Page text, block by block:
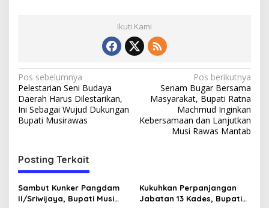
a
M
u
s
s
M
a
Ikuti Kami
N
a
v
i
a
s
i
Pos sebelumnya
Pelestarian Seni Budaya
Daerah Harus Dilestarikan,
Ini Sebagai Wujud Dukungan
Bupati Musirawas
Pos berikutnya
Senam Bugar Bersama
Masyarakat, Bupati Ratna
Machmud Inginkan
Kebersamaan dan Lanjutkan
Musi Rawas Mantab
Posting Terkait
Sambut Kunker Pangdam
II/Sriwijaya, Bupati Musi
Kukuhkan Perpanjangan
Jabatan 13 Kades, Bupati